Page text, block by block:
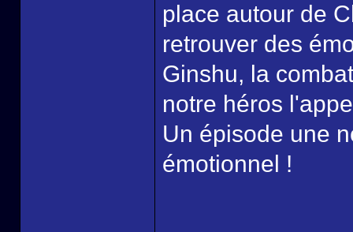
place autour de
retrouver des
Ginshu, la
notre héros
Un épisode une
émotionnel !